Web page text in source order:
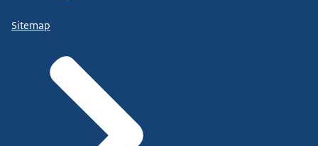
Sitemap